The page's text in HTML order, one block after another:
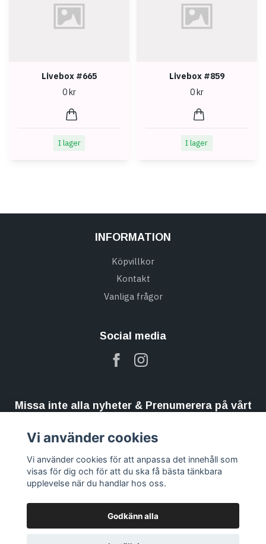
Livebox #665
0 kr
I lager
Livebox #859
0 kr
I lager
INFORMATION
Köpvillkor
Kontakt
Vanliga frågor
Social media
Missa inte alla nyheter & Prenumerera på vårt
Vi använder cookies
Vi använder cookies för att anpassa det innehåll som
visas för dig och för att du ska få bästa tänkbara
upplevelse när du handlar hos oss.
Godkänn alla